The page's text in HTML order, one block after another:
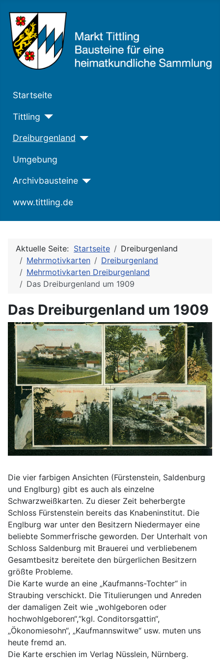
Startseite
Tittling
Dreiburgenland
Umgebung
Archivbausteine
www.tittling.de
Aktuelle Seite: Startseite
Dreiburgenland
Mehrmotivkarten
Dreiburgenland
Mehrmotivkarten Dreiburgenland
Das Dreiburgenland um 1909
Das Dreiburgenland um 1909
Die vier farbigen Ansichten (Fürstenstein, Saldenburg
und Englburg) gibt es auch als einzelne
Schwarzweißkarten. Zu dieser Zeit beherbergte
Schloss Fürstenstein bereits das Knabeninstitut. Die
Englburg war unter den Besitzern Niedermayer eine
beliebte Sommerfrische geworden. Der Unterhalt von
Schloss Saldenburg mit Brauerei und verbliebenem
Gesamtbesitz bereitete den bürgerlichen Besitzern
größte Probleme.
Die Karte wurde an eine „Kaufmanns-Tochter“ in
Straubing verschickt. Die Titulierungen und Anreden
der damaligen Zeit wie „wohlgeboren oder
hochwohlgeboren“,“kgl. Conditorsgattin“,
„Ökonomiesohn“, „Kaufmannswitwe“ usw. muten uns
heute fremd an.
Die Karte erschien im Verlag Nüsslein, Nürnberg.